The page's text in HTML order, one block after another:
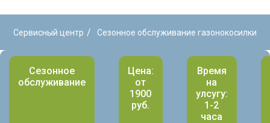
Сервисный центр / Сезонное обслуживание газонокосилки
Сезонное
обслуживание
Цена:
от
1900
руб.
Время
на
улсугу:
1-2
часа